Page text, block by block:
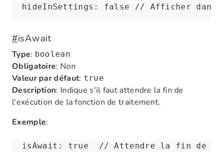
hideInSettings : false // Afficher dans
#isAwait
Type: boolean
Obligatoire: Non
Valeur par défaut: true
Description: Indique s'il faut attendre la fin de
l'exécution de la fonction de traitement.
Exemple:
isAwait : true
// Attendre la fin de